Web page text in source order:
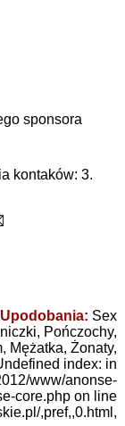
sponsora
kontaków: 3.
Upodobania: Sex
, Pończochy,
, Mężatka, Żonaty,
index: in
www/anonse-
core.php on line
,pref,,0.html ,